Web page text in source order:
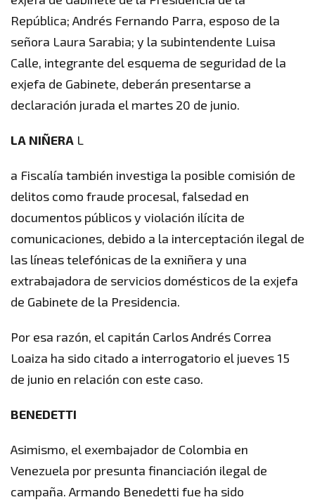
República; Andrés Fernando Parra, esposo de la
señora Laura Sarabia; y la subintendente Luisa
Calle, integrante del esquema de seguridad de la
exjefa de Gabinete, deberán presentarse a
declaración jurada el martes 20 de junio.
LA NIÑERA L
a Fiscalía también investiga la posible comisión de
delitos como fraude procesal, falsedad en
documentos públicos y violación ilícita de
comunicaciones, debido a la interceptación ilegal de
las líneas telefónicas de la exniñera y una
extrabajadora de servicios domésticos de la exjefa
de Gabinete de la Presidencia.
Por esa razón, el capitán Carlos Andrés Correa
Loaiza ha sido citado a interrogatorio el jueves 15
de junio en relación con este caso.
BENEDETTI
Asimismo, el exembajador de Colombia en
Venezuela por presunta financiación ilegal de
campaña. Armando Benedetti fue ha sido